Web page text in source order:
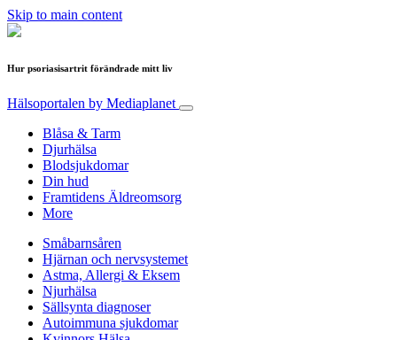
Skip to main content
Hur psoriasisartrit förändrade mitt liv
Hälsoportalen by Mediaplanet
Blåsa & Tarm
Djurhälsa
Blodsjukdomar
Din hud
Framtidens Äldreomsorg
More
Småbarnsåren
Hjärnan och nervsystemet
Astma, Allergi & Eksem
Njurhälsa
Sällsynta diagnoser
Autoimmuna sjukdomar